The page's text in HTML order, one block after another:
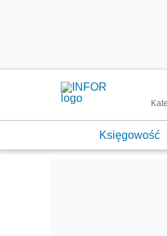
Księgowość